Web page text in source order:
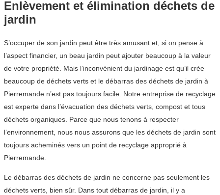
Enlèvement et élimination déchets de
jardin
S’occuper de son jardin peut être très amusant et, si on pense à
l’aspect financier, un beau jardin peut ajouter beaucoup à la valeur
de votre propriété. Mais l’inconvénient du jardinage est qu’il crée
beaucoup de déchets verts et le débarras des déchets de jardin à
Pierremande n’est pas toujours facile. Notre entreprise de recyclage
est experte dans l’évacuation des déchets verts, compost et tous
déchets organiques. Parce que nous tenons à respecter
l’environnement, nous nous assurons que les déchets de jardin sont
toujours acheminés vers un point de recyclage approprié à
Pierremande.
Le débarras des déchets de jardin ne concerne pas seulement les
déchets verts, bien sûr. Dans tout débarras de jardin, il y a